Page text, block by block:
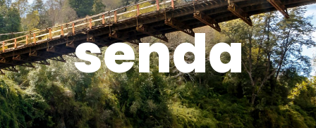
senda